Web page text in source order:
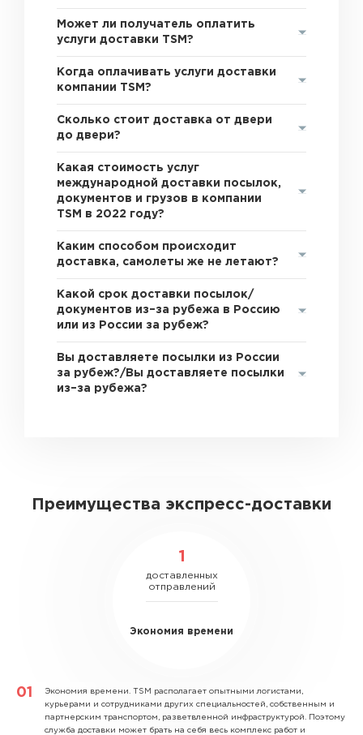
Может ли получатель оплатить
услуги доставки TSM?
Когда оплачивать услуги доставки
компании TSM?
Сколько стоит доставка от двери
до двери?
Какая стоимость услуг
международной доставки посылок,
документов и грузов в компании
TSM в 2022 году?
Каким способом происходит
доставка, самолеты же не летают?
Какой срок доставки посылок/
документов из–за рубежа в Россию
или из России за рубеж?
Вы доставляете посылки из России
за рубеж?/Вы доставляете посылки
из–за рубежа?
Преимущества экспресс-доставки
1
доставленных
отправлений
Экономия времени
Экономия времени. TSM располагает опытными логистами,
курьерами и сотрудниками других специальностей, собственным и
партнерским транспортом, разветвленной инфраструктурой. Поэтому
служба доставки может брать на себя весь комплекс работ и